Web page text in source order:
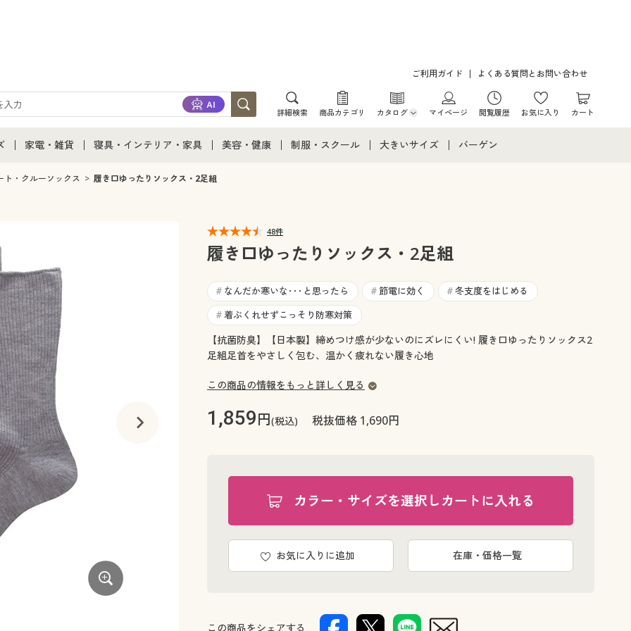
ご利用ガイド よくある質問とお問い合わせ
詳細検索 商品カテゴリ カタログ
カタログ・チラシからのご注文
マイページ 閲覧履歴 お気に入り カート
通販すべて
着
家電・雑貨
家電・雑貨すべて
寝具・インテリア・家具
寝具・インテリア・家具通販すべて
カーテン・ラグ・ファブリック
美容・健康 制服・スクール
ジュニア・ティーンズ下着
大きいサイズ
大きいサイズ レディース下着
大きいサイズ メンズ
バーゲン
ト・クルーソックス 履き口ゆったりソックス・2足組
チャコールグレー
48件
履き口ゆったりソックス・2足組
# なんだか寒いな･･･と思ったら # 節電に効く # 冬支度をはじめる
# 着ぶくれせずこっそり防寒対策
【抗菌防臭】【日本製】締めつけ感が少ないのにズレにくい! 履き口ゆったりソックス2
足組足首をやさしく包む、温かく疲れない履き心地
この商品の情報をもっと詳しく見る
1,859円(税込) 税抜価格 1,690円
カラー・サイズを選択しカートに入れる
お気に入りに追加 在庫・価格一覧
この商品をシェアする